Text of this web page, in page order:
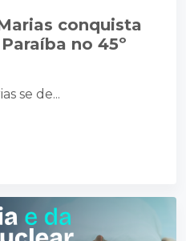
conquista
no 45º
se de...